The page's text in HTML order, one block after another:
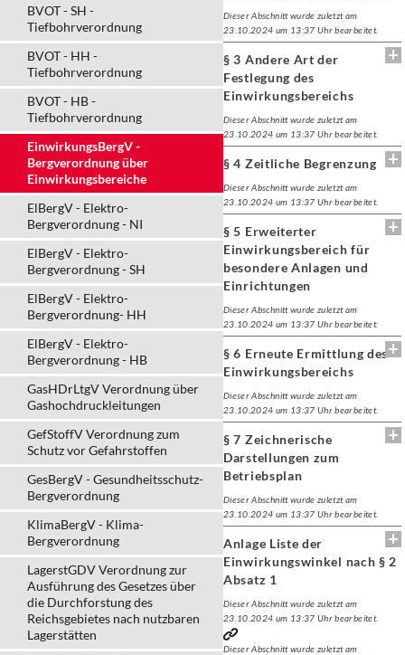
BVOT - SH -
Tiefbohrverordnung
BVOT - HH -
Tiefbohrverordnung
BVOT - HB -
Tiefbohrverordnung
EinwirkungsBergV -
Bergverordnung über
Einwirkungsbereiche
ElBergV - Elektro-
Bergverordnung - NI
ElBergV - Elektro-
Bergverordnung - SH
ElBergV - Elektro-
Bergverordnung- HH
ElBergV - Elektro-
Bergverordnung - HB
GasHDrLtgV Verordnung über
Gashochdruckleitungen
GefStoffV Verordnung zum
Schutz vor Gefahrstoffen
GesBergV - Gesundheitsschutz-
Bergverordnung
KlimaBergV - Klima-
Bergverordnung
LagerstGDV Verordnung zur
Ausführung des Gesetzes über
die Durchforstung des
Reichsgebietes nach nutzbaren
Lagerstätten
Dieser Abschnitt wurde zuletzt am
23.10.2024 um 13:37 Uhr bearbeitet.
§ 3 Andere Art der
Festlegung des
Einwirkungsbereichs
Dieser Abschnitt wurde zuletzt am
23.10.2024 um 13:37 Uhr bearbeitet.
§ 4 Zeitliche Begrenzung
Dieser Abschnitt wurde zuletzt am
23.10.2024 um 13:37 Uhr bearbeitet.
§ 5 Erweiterter
Einwirkungsbereich für
besondere Anlagen und
Einrichtungen
Dieser Abschnitt wurde zuletzt am
23.10.2024 um 13:37 Uhr bearbeitet.
§ 6 Erneute Ermittlung des
Einwirkungsbereichs
Dieser Abschnitt wurde zuletzt am
23.10.2024 um 13:37 Uhr bearbeitet.
§ 7 Zeichnerische
Darstellungen zum
Betriebsplan
Dieser Abschnitt wurde zuletzt am
23.10.2024 um 13:37 Uhr bearbeitet.
Anlage Liste der
Einwirkungswinkel nach § 2
Absatz 1
Dieser Abschnitt wurde zuletzt am
23.10.2024 um 13:37 Uhr bearbeitet.
Dieser Abschnitt wurde zuletzt am